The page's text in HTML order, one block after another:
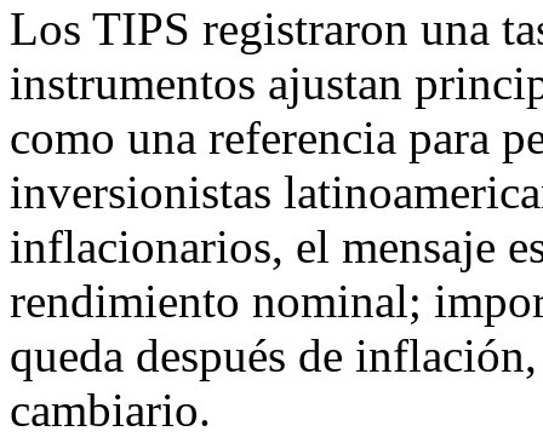
Los TIPS registraron una
instrumentos ajustan
como una referencia para
inversionistas
inflacionarios, el mensaje
rendimiento nominal;
queda después de
cambiario.